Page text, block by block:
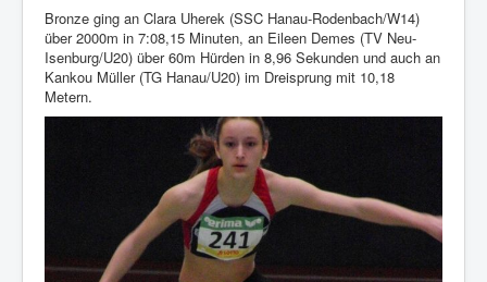
Bronze ging an Clara Uherek (SSC Hanau-Rodenbach/W14)
über 2000m in 7:08,15 Minuten, an Eileen Demes (TV Neu-
Isenburg/U20) über 60m Hürden in 8,96 Sekunden und auch an
Kankou Müller (TG Hanau/U20) im Dreisprung mit 10,18
Metern.